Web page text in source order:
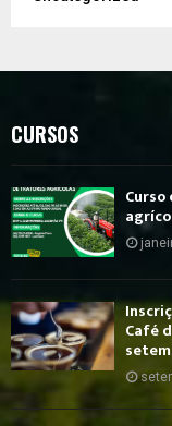
CURSOS
Café